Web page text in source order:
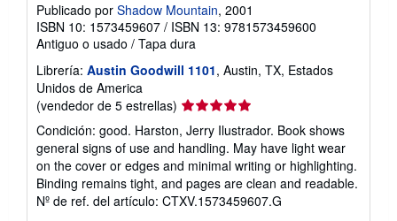
Publicado por Shadow Mountain, 2001
ISBN 10: 1573459607 / ISBN 13: 9781573459600
Antiguo o usado / Tapa dura
Librería: Austin Goodwill 1101, Austin, TX, Estados
Unidos de America
(vendedor de 5 estrellas) Calificación
del
vendedor:
5
de
5
estrellas
Condición: good. Harston, Jerry Ilustrador. Book shows
general signs of use and handling. May have light wear
on the cover or edges and minimal writing or highlighting.
Binding remains tight, and pages are clean and readable.
Nº de ref. del artículo: CTXV.1573459607.G